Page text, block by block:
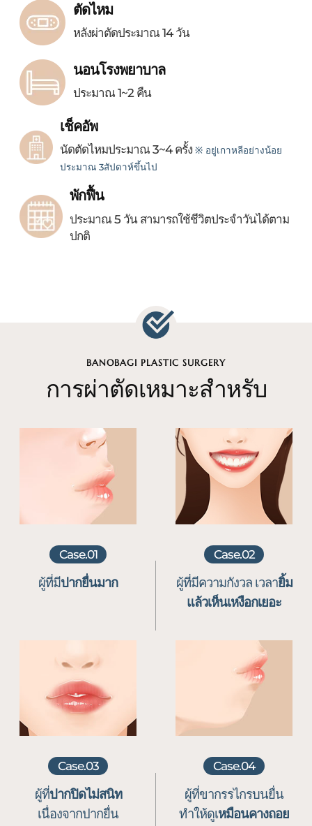
ตัดไหม
หลังผ่าตัดประมาณ 14 วัน
นอนโรงพยาบาล
ประมาณ 1~2 คืน
เช็คอัพ
นัดตัดไหมประมาณ 3~4 ครั้ง※ อยู่เกาหลีอย่างน้อย
ประมาณ 3สัปดาห์ขึ้นไป
พักฟื้น
ประมาณ 5 วัน สามารถใช้ชีวิตประจำวันได้ตาม
ปกติ
BANOBAGI PLASTIC SURGERY
การผ่าตัดเหมาะสำหรับ
Case.01
ผู้ที่มีปากยื่นมาก
Case.02
ผู้ที่มีความกังวลเวลายิ้ม
แล้วเห็นเหงือกเยอะ
Case.03
ผู้ที่ปากปิดไม่สนิท
เนื่องจากปากยื่น
Case.04
ผู้ที่ขากรรไกรบนยื่น
ทำให้ดูเหมือนคางถอย